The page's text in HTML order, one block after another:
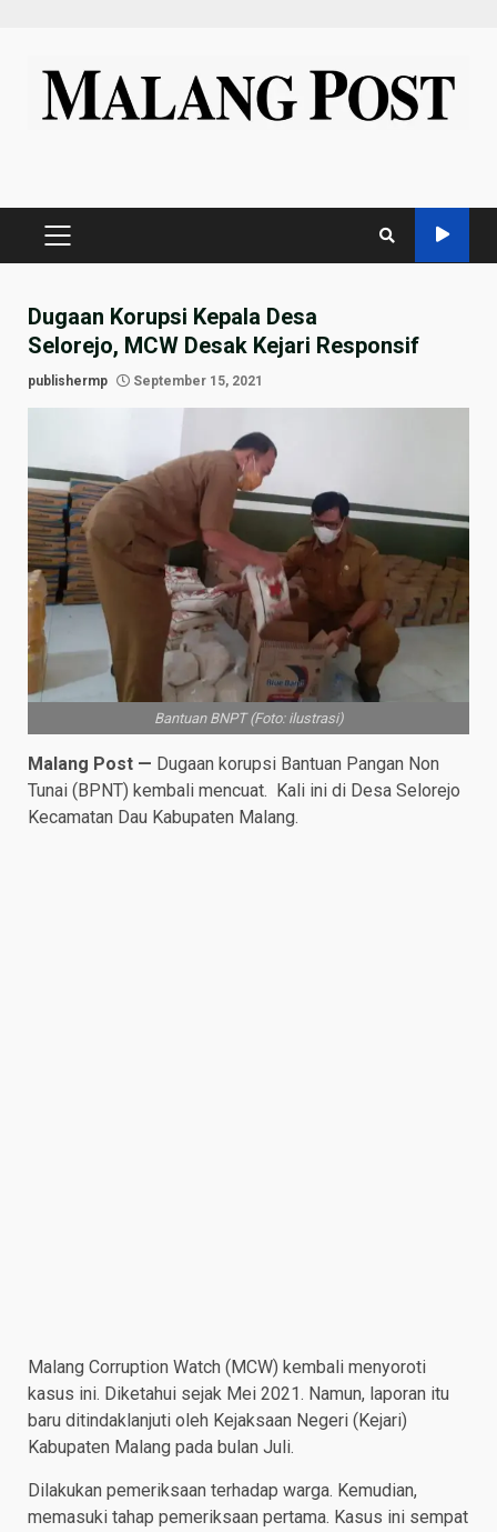
content
PRIMARY
Dugaan Korupsi Kepala Desa
Selorejo, MCW Desak Kejari Responsif
publishermp September 15, 2021
Bantuan BNPT (Foto: ilustrasi)
Malang Post — Dugaan korupsi Bantuan Pangan Non
Tunai (BPNT) kembali mencuat. Kali ini di Desa Selorejo
Kecamatan Dau Kabupaten Malang.
Malang Corruption Watch (MCW) kembali menyoroti
kasus ini. Diketahui sejak Mei 2021. Namun, laporan itu
baru ditindaklanjuti oleh Kejaksaan Negeri (Kejari)
Kabupaten Malang pada bulan Juli.
Dilakukan pemeriksaan terhadap warga. Kemudian,
memasuki tahap pemeriksaan pertama. Kasus ini sempat